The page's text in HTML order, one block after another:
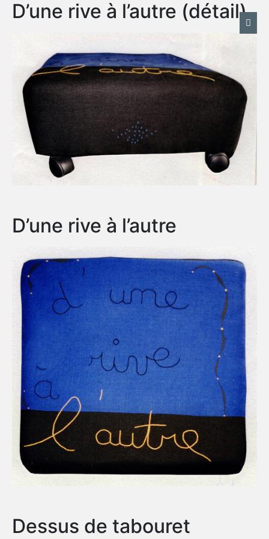
D’une rive à l’autre (détail)
D’une rive à l’autre
Dessus de tabouret